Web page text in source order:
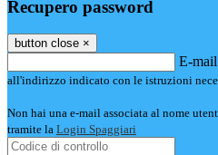
Recupero password
button close ×
E-mail
all'indirizzo indicato con le istruzioni
Non hai una e-mail associata al nome
tramite la Login Spaggiari